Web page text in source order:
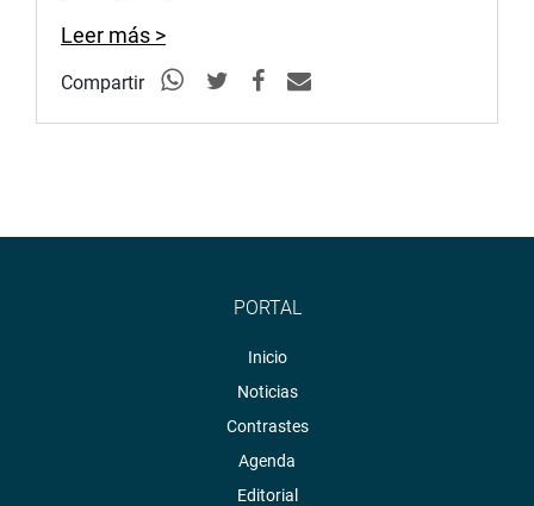
Leer más >
Compartir
PORTAL
Inicio
Noticias
Contrastes
Agenda
Editorial